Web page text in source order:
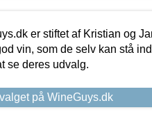
er stiftet af Kristian og
vin, som de selv kan stå
se deres udvalg.
på WineGuys.dk